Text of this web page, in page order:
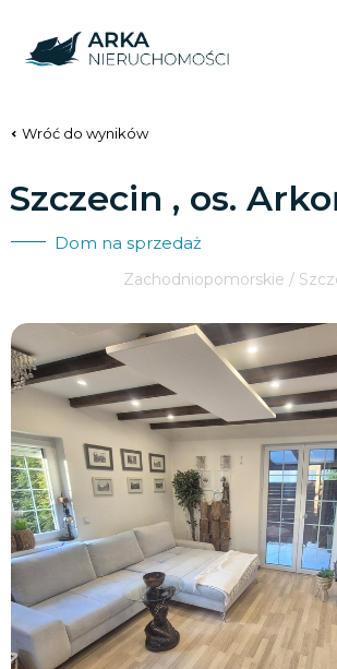
Wróć do wyników
Szczecin , os.
Dom na sprzedaż
Zachodniopomorskie /